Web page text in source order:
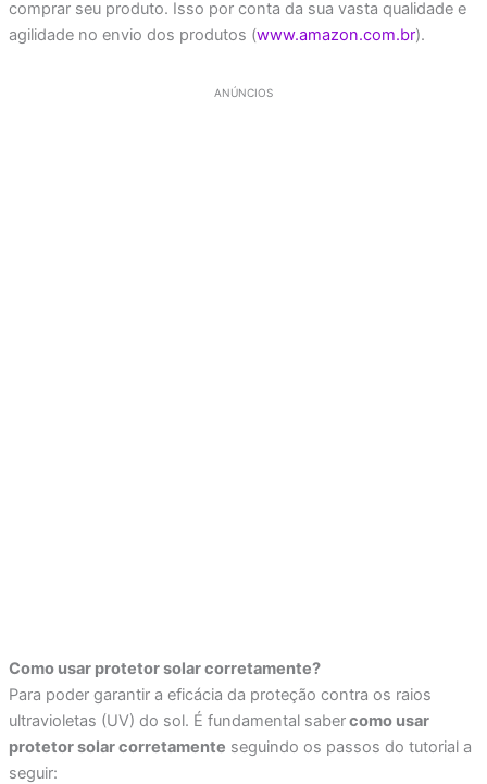
comprar seu produto. Isso por conta da sua vasta qualidade e
agilidade no envio dos produtos (www.amazon.com.br).
ANÚNCIOS
Como usar protetor solar corretamente?
Para poder garantir a eficácia da proteção contra os raios
ultravioletas (UV) do sol. É fundamental sabercomo usar
protetor solar corretamente seguindo os passos do tutorial a
seguir: